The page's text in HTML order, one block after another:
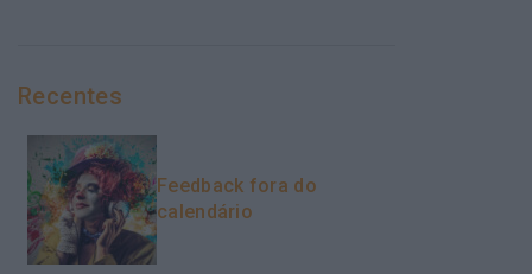
Recentes
Feedback fora do
calendário